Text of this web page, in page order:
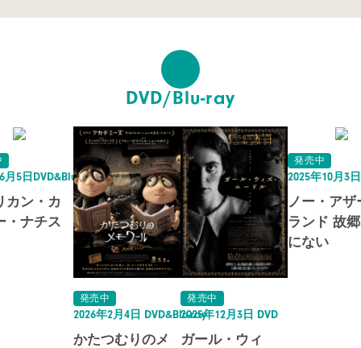
DVD/Blu-ray
月5日DVD&Blu-ray
カン・カ
・ナチス
発売中
2026年2月4日 DVD&Blu-ray
かたつむりのメ
発売中
2025年12月3日 DVD
ガール・ウィ
発売中
2025年10月3
ノー・アザ
ランド 故
にない